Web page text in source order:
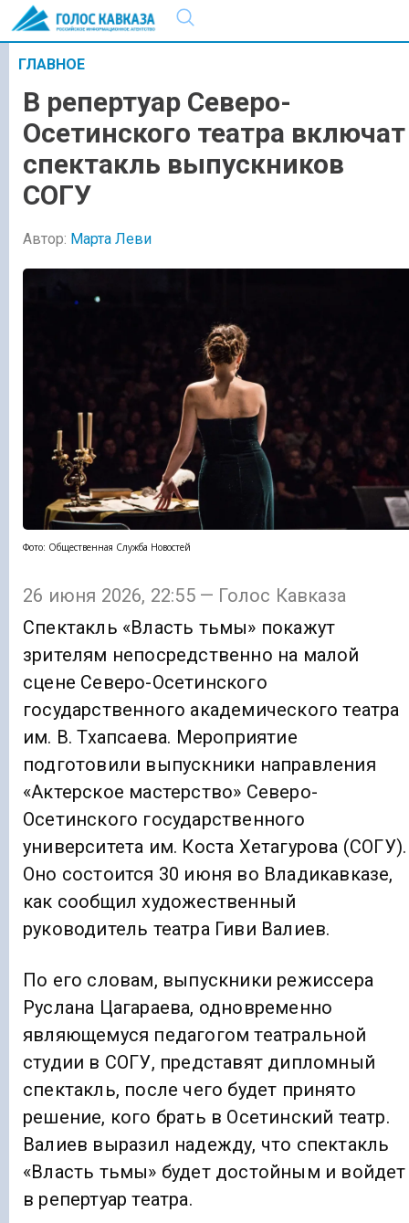
ГЛАВНОЕ
В репертуар Северо-
Осетинского театра включат
спектакль выпускников
СОГУ
Автор: Марта Леви
Фото: Общественная Служба Новостей
26 июня 2026, 22:55 — Голос Кавказа
Спектакль «Власть тьмы» покажут
зрителям непосредственно на малой
сцене Северо-Осетинского
государственного академического театра
им. В. Тхапсаева. Мероприятие
подготовили выпускники направления
«Актерское мастерство» Северо-
Осетинского государственного
университета им. Коста Хетагурова (СОГУ).
Оно состоится 30 июня во Владикавказе,
как сообщил художественный
руководитель театра Гиви Валиев.
По его словам, выпускники режиссера
Руслана Цагараева, одновременно
являющемуся педагогом театральной
студии в СОГУ, представят дипломный
спектакль, после чего будет принято
решение, кого брать в Осетинский театр.
Валиев выразил надежду, что спектакль
«Власть тьмы» будет достойным и войдет
в репертуар театра.